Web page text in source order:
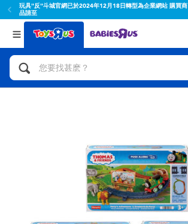
玩具"反"斗城官網已於2024年12月18日轉型為企業網站 購買商
品請至
返回
分類目錄
人氣英雄,角色扮演,射擊玩具
玩具車,貨車,火車及遙控系列
手工藝,文具,蠟筆,泥膠,畫板
返回
品牌
Toy Story玩具總動員
Miniso名創優品